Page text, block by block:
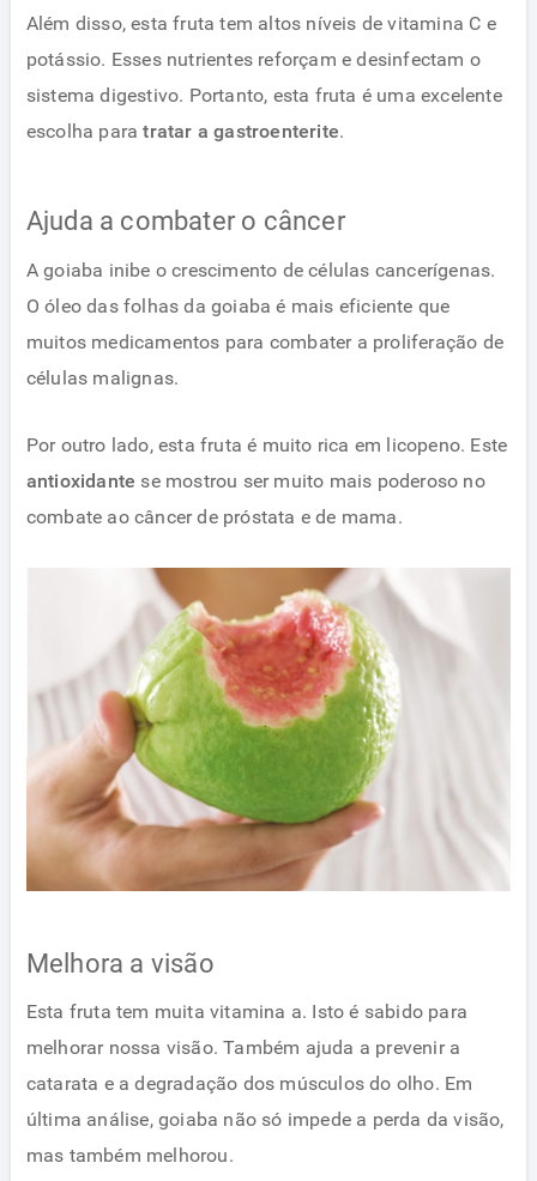
Além disso, esta fruta tem altos níveis de vitamina C e
potássio. Esses nutrientes reforçam e desinfectam o
sistema digestivo. Portanto, esta fruta é uma excelente
escolha paratratar a gastroenterite.
Ajuda a combater o câncer
A goiaba inibe o crescimento de células cancerígenas.
O óleo das folhas da goiaba é mais eficiente que
muitos medicamentos para combater a proliferação de
células malignas.
Por outro lado, esta fruta é muito rica em licopeno. Este
antioxidante se mostrou ser muito mais poderoso no
combate ao câncer de próstata e de mama.
Melhora a visão
Esta fruta tem muita vitamina a. Isto é sabido para
melhorar nossa visão. Também ajuda a prevenir a
catarata e a degradação dos músculos do olho. Em
última análise, goiaba não só impede a perda da visão,
mas também melhorou.